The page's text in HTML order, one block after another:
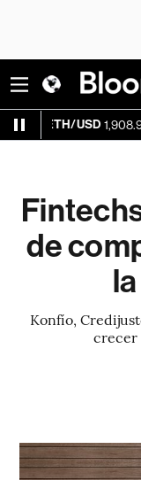
1,908.93 -0.36%
de
Konfío,
crecer